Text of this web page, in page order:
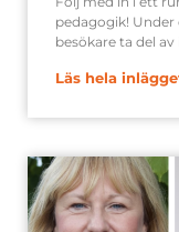
pedagogik!
besökare ta del
Läs hela